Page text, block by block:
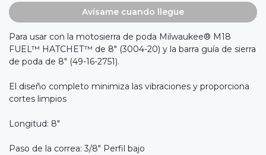
Avísame cuando llegue
Para usar con la motosierra de poda Milwaukee® M18
FUEL™ HATCHET™ de 8" (3004-20) y la barra guía de sierra
de poda de 8" (49-16-2751).
El diseño completo minimiza las vibraciones y proporciona
cortes limpios
Longitud: 8"
Paso de la correa: 3/8" Perfil bajo